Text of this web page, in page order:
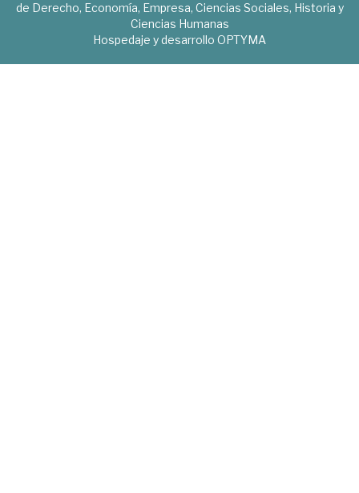
de Derecho, Economía, Empresa, Ciencias Sociales, Historia y
Ciencias Humanas
Hospedaje y desarrollo OPTYMA